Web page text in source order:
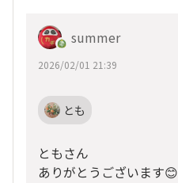
summer
2026/02/01 21:39
とも
ともさん
ありがとうございます😊